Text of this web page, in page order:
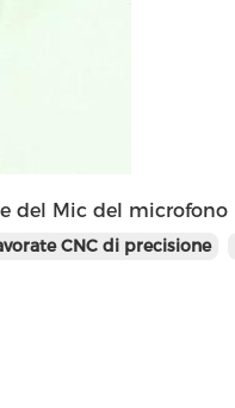
del Mic del microfono
CNC di precisione